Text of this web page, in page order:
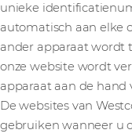
unieke
automatisch aan elke
ander apparaat wordt
onze website wordt
apparaat aan de hand
De websites van
gebruiken wanneer u